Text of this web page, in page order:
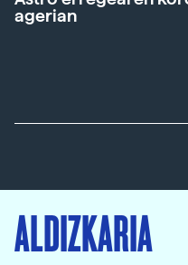
agerian
ALDIZKARIA